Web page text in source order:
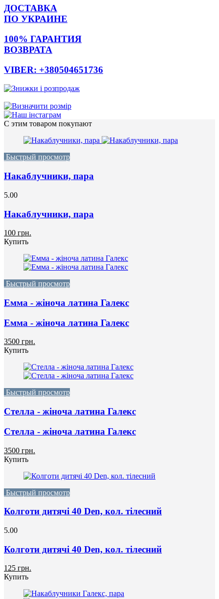
ДОСТАВКА
ПО УКРАИНЕ
100% ГАРАНТИЯ
ВОЗВРАТА
VIBER: +380504651736
С этим товаром покупают
Быстрый просмотр
Накаблучники, пара
5.00
Накаблучники, пара
100 грн.
Купить
Быстрый просмотр
Емма - жіноча латина Галекс
Емма - жіноча латина Галекс
3500 грн.
Купить
Быстрый просмотр
Стелла - жіноча латина Галекс
Стелла - жіноча латина Галекс
3500 грн.
Купить
Быстрый просмотр
Колготи дитячі 40 Den, кол. тілесний
5.00
Колготи дитячі 40 Den, кол. тілесний
125 грн.
Купить